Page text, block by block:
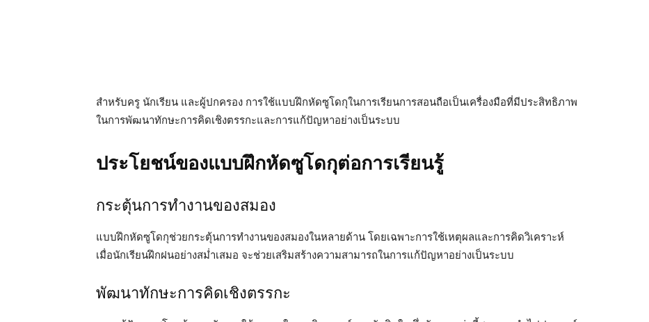
สำหรับครู นักเรียน และผู้ปกครอง การใช้แบบฝึกหัดซูโดกุในการเรียนการสอนถือเป็นเครื่องมือที่มีประสิทธิภาพ
ในการพัฒนาทักษะการคิดเชิงตรรกะและการแก้ปัญหาอย่างเป็นระบบ
ประโยชน์ของแบบฝึกหัดซูโดกุต่อการเรียนรู้
กระตุ้นการทำงานของสมอง
แบบฝึกหัดซูโดกุช่วยกระตุ้นการทำงานของสมองในหลายด้าน โดยเฉพาะการใช้เหตุผลและการคิดวิเคราะห์
เมื่อนักเรียนฝึกฝนอย่างสม่ำเสมอ จะช่วยเสริมสร้างความสามารถในการแก้ปัญหาอย่างเป็นระบบ
พัฒนาทักษะการคิดเชิงตรรกะ